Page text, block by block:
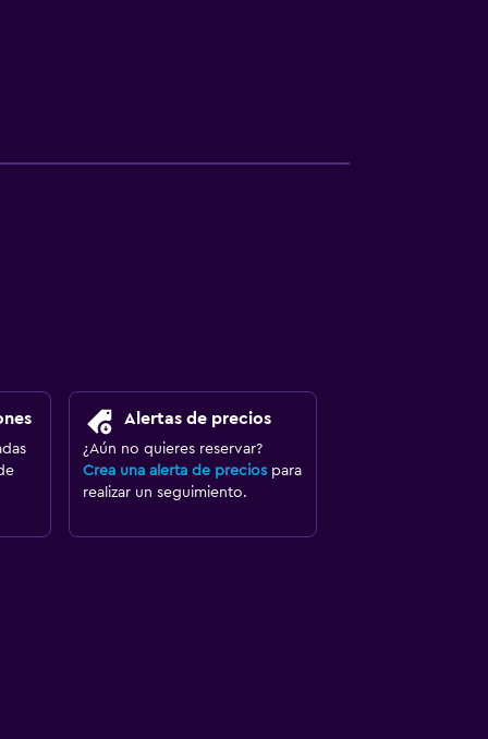
Alertas de precios
¿Aún no quieres reservar?
Crea una alerta de preciospara
realizar un seguimiento.